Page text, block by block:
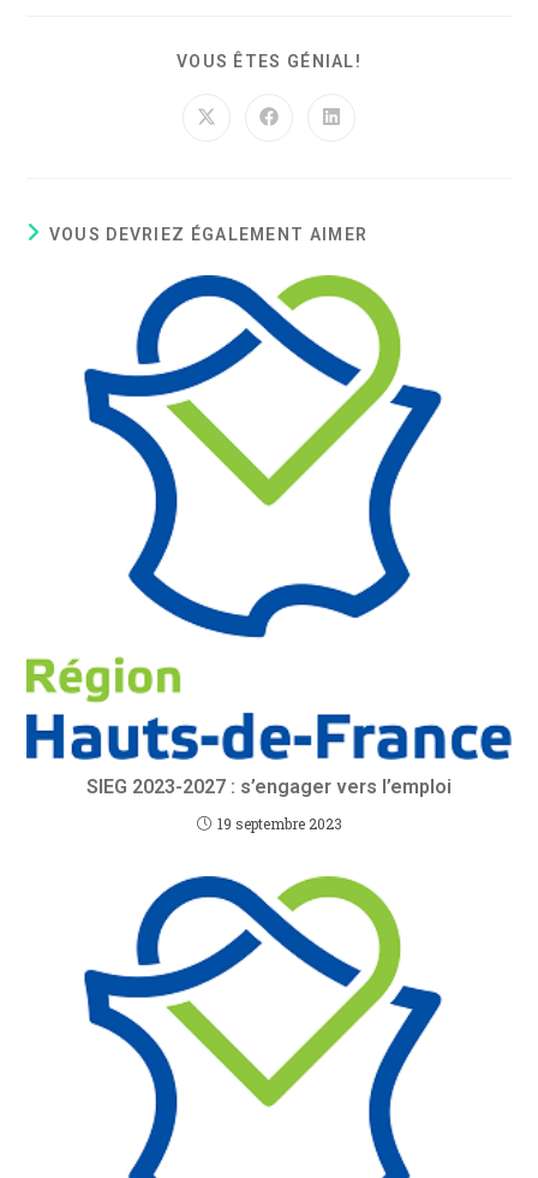
VOUS ÊTES GÉNIAL!
VOUS DEVRIEZ ÉGALEMENT AIMER
SIEG 2023-2027 : s’engager vers l’emploi
19 septembre 2023